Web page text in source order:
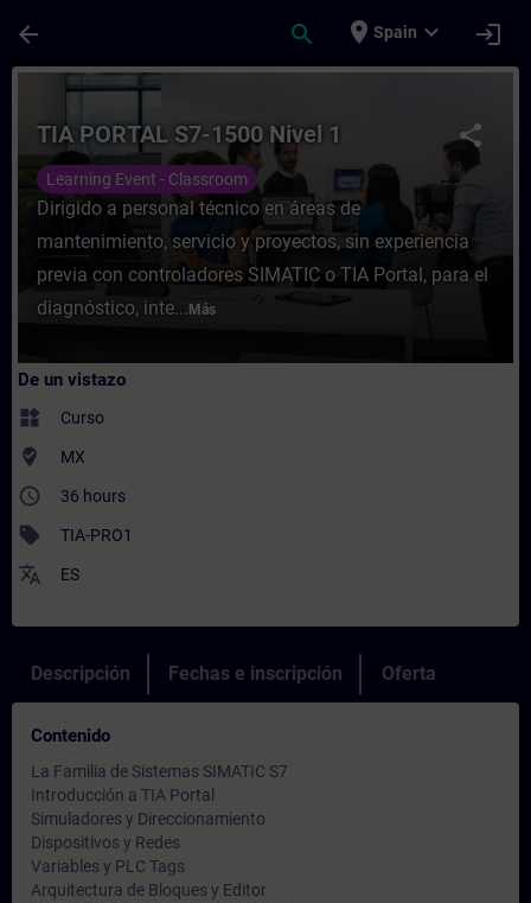
arrow_back search place Spain expand_more login
Curso - TIA PORTAL S7-1500 Nivel 1 -
share
TIA PORTAL S7-1500 Nivel 1
Learning Event - Classroom
Dirigido a personal técnico en áreas de
mantenimiento, servicio y proyectos, sin experiencia
previa con controladores SIMATIC o TIA Portal, para el
diagnóstico, inte... Más
De un vistazo
widgets Curso
where_to_vote MX
access_time 36 hours
sell TIA-PRO1
translate ES
Descripción Fechas e inscripción Oferta
Contenido
La Familia de Sistemas SIMATIC S7
Introducción a TIA Portal
Simuladores y Direccionamiento
Dispositivos y Redes
Variables y PLC Tags
Arquitectura de Bloques y Editor